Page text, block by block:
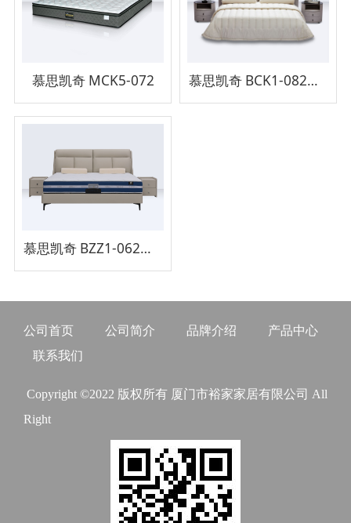
慕思凯奇 MCK5-072 慕思凯奇 BCK1-082床架
慕思凯奇 BZZ1-062床架
公司首页 公司简介 品牌介绍
产品中心
联系我们
Copyright ©2022 版权所有 厦门市裕家家居有限公司 All
Right